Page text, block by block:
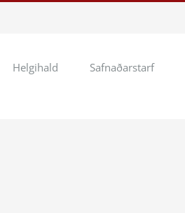
Helgihald Safnaðarstarf